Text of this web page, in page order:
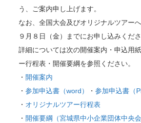
う、ご案内申し上げます。
なお、全国大会及びオリジナルツアー
９月８日（金）までにお申し込みくださ
詳細については次の開催案内・申込用
ー行程表・開催要綱を参照ください。
・ 開催案内
・ 参加申込書（word） ・ 参加申込書（
・ オリジナルツアー行程表
・ 開催要綱（宮城県中小企業団体中央